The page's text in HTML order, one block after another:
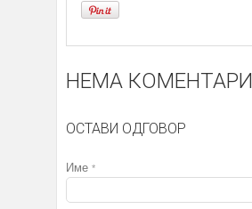
НЕМА КОМЕНТАРИ
ОСТАВИ ОДГОВОР
Име *